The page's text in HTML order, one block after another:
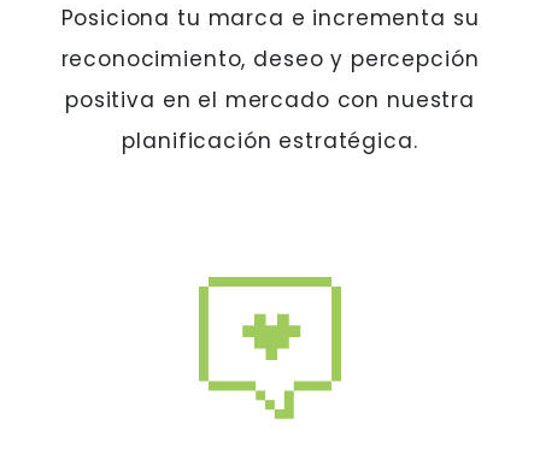
Posiciona tu marca e incrementa su
reconocimiento, deseo y percepción
positiva en el mercado con nuestra
planificación estratégica.